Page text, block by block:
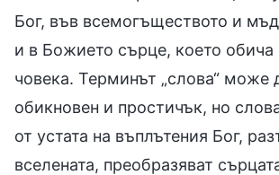
Бог, във всемогъществото и
и в Божието сърце, което обича
човека. Терминът „слова“ може
обикновен и простичък, но
от устата на въплътения Бог,
вселената, преобразяват